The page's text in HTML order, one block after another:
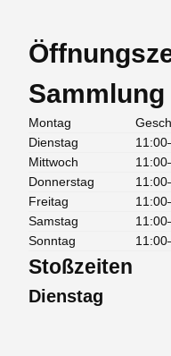
Sammlung
Montag
Dienstag
Mittwoch
Donnerstag
Freitag
Samstag
Sonntag
Stoßzeiten
Dienstag